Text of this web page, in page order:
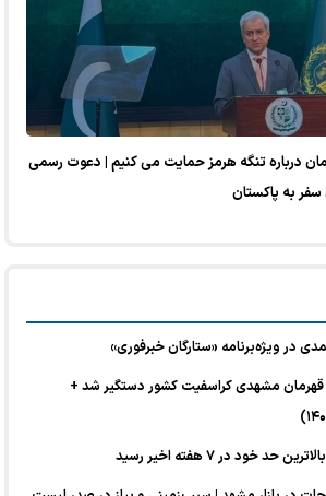
درباره تنگه هرمز حمایت می کنیم | دعوت رسمی
سفر به پاکستان
در ویژه‌برنامه «ستارگان خبرفوری»
مشهدی کراسفیت کشور دستگیر شد +
خود در ۷ هفته اخیر رسید